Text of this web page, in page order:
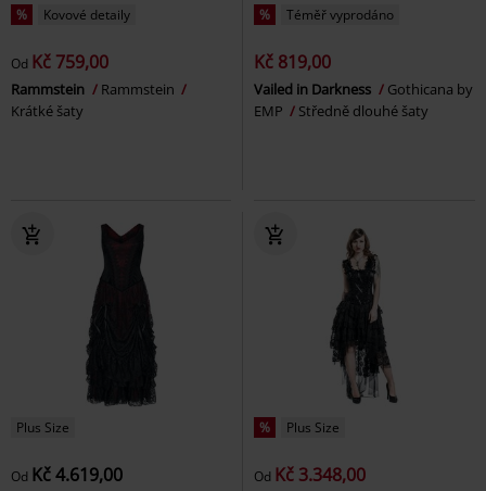
% Kovové detaily
Od Kč 759,00
Rammstein
Rammstein
Krátké šaty
% Téměř vyprodáno
Kč 819,00
Vailed in Darkness
Gothicana by
EMP
Středně dlouhé šaty
Plus Size
Od Kč 4.619,00
% Plus Size
Od Kč 3.348,00